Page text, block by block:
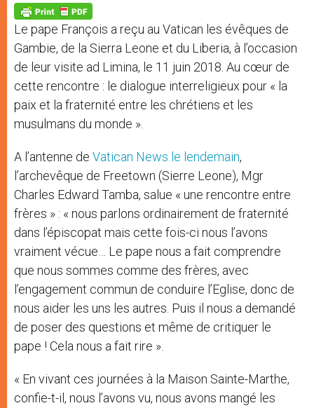
p
p
g
e
r
o
k
Le pape François a reçu au Vatican les évêques de
Gambie, de la Sierra Leone et du Liberia, à l’occasion
de leur visite ad Limina, le 11 juin 2018. Au cœur de
cette rencontre : le dialogue interreligieux pour « la
paix et la fraternité entre les chrétiens et les
musulmans du monde ».
A l’antenne de Vatican News le lendemain,
l’archevêque de Freetown (Sierre Leone), Mgr
Charles Edward Tamba, salue « une rencontre entre
frères » : « nous parlons ordinairement de fraternité
dans l’épiscopat mais cette fois-ci nous l’avons
vraiment vécue… Le pape nous a fait comprendre
que nous sommes comme des frères, avec
l’engagement commun de conduire l’Eglise, donc de
nous aider les uns les autres. Puis il nous a demandé
de poser des questions et même de critiquer le
pape ! Cela nous a fait rire ».
« En vivant ces journées à la Maison Sainte-Marthe,
confie-t-il, nous l’avons vu, nous avons mangé les